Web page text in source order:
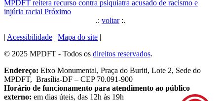
MPDFT reitera recurso contra psiquiatra acusado de racismo e
injúria racial Próximo
.: voltar:.
| Acessibilidade | Mapa do site |
© 2025 MPDFT - Todos os direitos reservados.
Endereço: Eixo Monumental, Praça do Buriti, Lote 2, Sede do
MPDFT, Brasília-DF – CEP 70.091-900
Horário de funcionamento para atendimento ao público
externo: em dias úteis, das 12h às 19h